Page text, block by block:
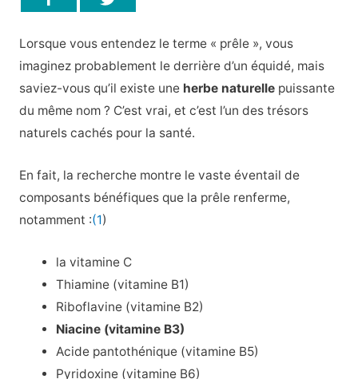
Lorsque vous entendez le terme « prêle », vous
imaginez probablement le derrière d’un équidé, mais
saviez-vous qu’il existe une herbe naturellepuissante
du même nom ? C’est vrai, et c’est l’un des trésors
naturels cachés pour la santé.
En fait, la recherche montre le vaste éventail de
composants bénéfiques que la prêle renferme,
notamment :(1)
la vitamine C
Thiamine (vitamine B1)
Riboflavine (vitamine B2)
Niacine (vitamine B3)
Acide pantothénique (vitamine B5)
Pyridoxine (vitamine B6)